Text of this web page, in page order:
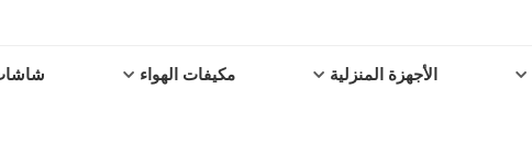
الأجهزة المنزلية مكيفات الهواء